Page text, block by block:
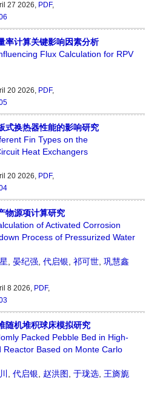
27 2026, PDF,
率计算关键影响因素分析
Flux Calculation for RPV
20 2026, PDF,
式换热器性能的影响研究
Fin Types on the
Heat Exchangers
20 2026, PDF,
物源项计算研究
of Activated Corrosion
Process of Pressurized Water
晏纪强 代启银 祁可世 巩慧鑫
8 2026, PDF,
随机堆积球床模拟研究
Packed Pebble Bed in High-
Reactor Based on Monte Carlo
代启银 赵洪图 于珑选 王旖旎